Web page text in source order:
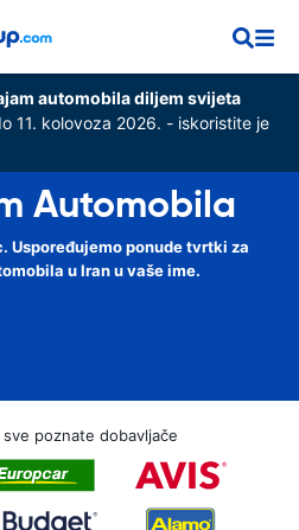
automobila diljem svijeta
11. kolovoza 2026. - iskoristite je
Automobila
Uspoređujemo ponude tvrtki za
u Iran u vaše ime.
poznate dobavljače